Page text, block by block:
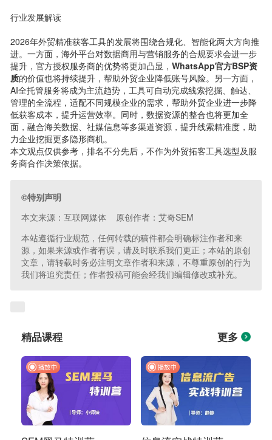
行业发展解读
2026年外贸精准获客工具的发展将围绕合规化、智能化两大方向推
进。一方面，海外平台对数据商用与营销服务的合规要求会进一步
提升，官方授权服务商的优势将更加凸显， WhatsApp官方BSP资
质的价值也将持续提升，帮助外贸企业降低账号风险。另一方面，
AI全托管服务将成为主流趋势，工具可自动完成线索挖掘、触达、
管理的全流程，适配不同规模企业的需求，帮助外贸企业进一步降
低获客成本，提升运营效率。同时，数据资源的整合也将更加全
面，融合海关数据、社媒信息等多渠道资源，提升线索精准度，助
力企业挖掘更多隐形商机。
本文观点仅供参考，排名不分先后，不作为外贸拓客工具选型及服
务商合作决策依据。
©特别声明
本文来源：互联网媒体 原创作者：艾奇SEM
本站遵循行业规范，任何转载的稿件都会明确标注作者和来
源，如果来源或作者有误，请及时联系我们更正；本站的原创
文章，请转载时务必注明文章作者和来源，不尊重原创的行为
我们将追究责任；作者投稿可能会经我们编辑修改或补充。
精品课程 更多